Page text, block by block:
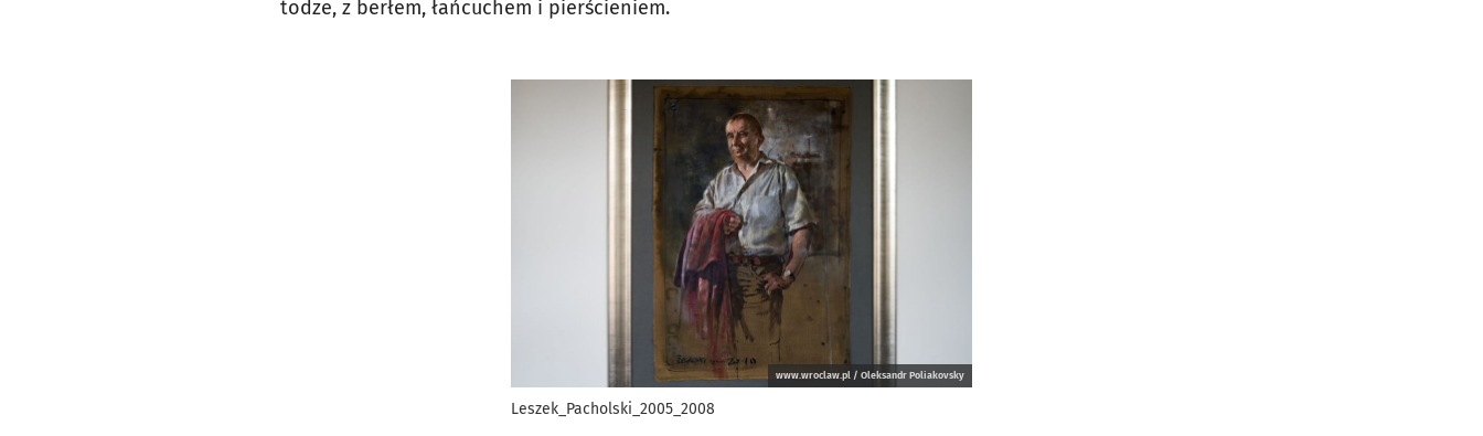
todze, z berłem, łańcuchem i pierścieniem.
www.wroclaw.pl / Oleksandr Poliakovsky
Leszek_Pacholski_2005_2008